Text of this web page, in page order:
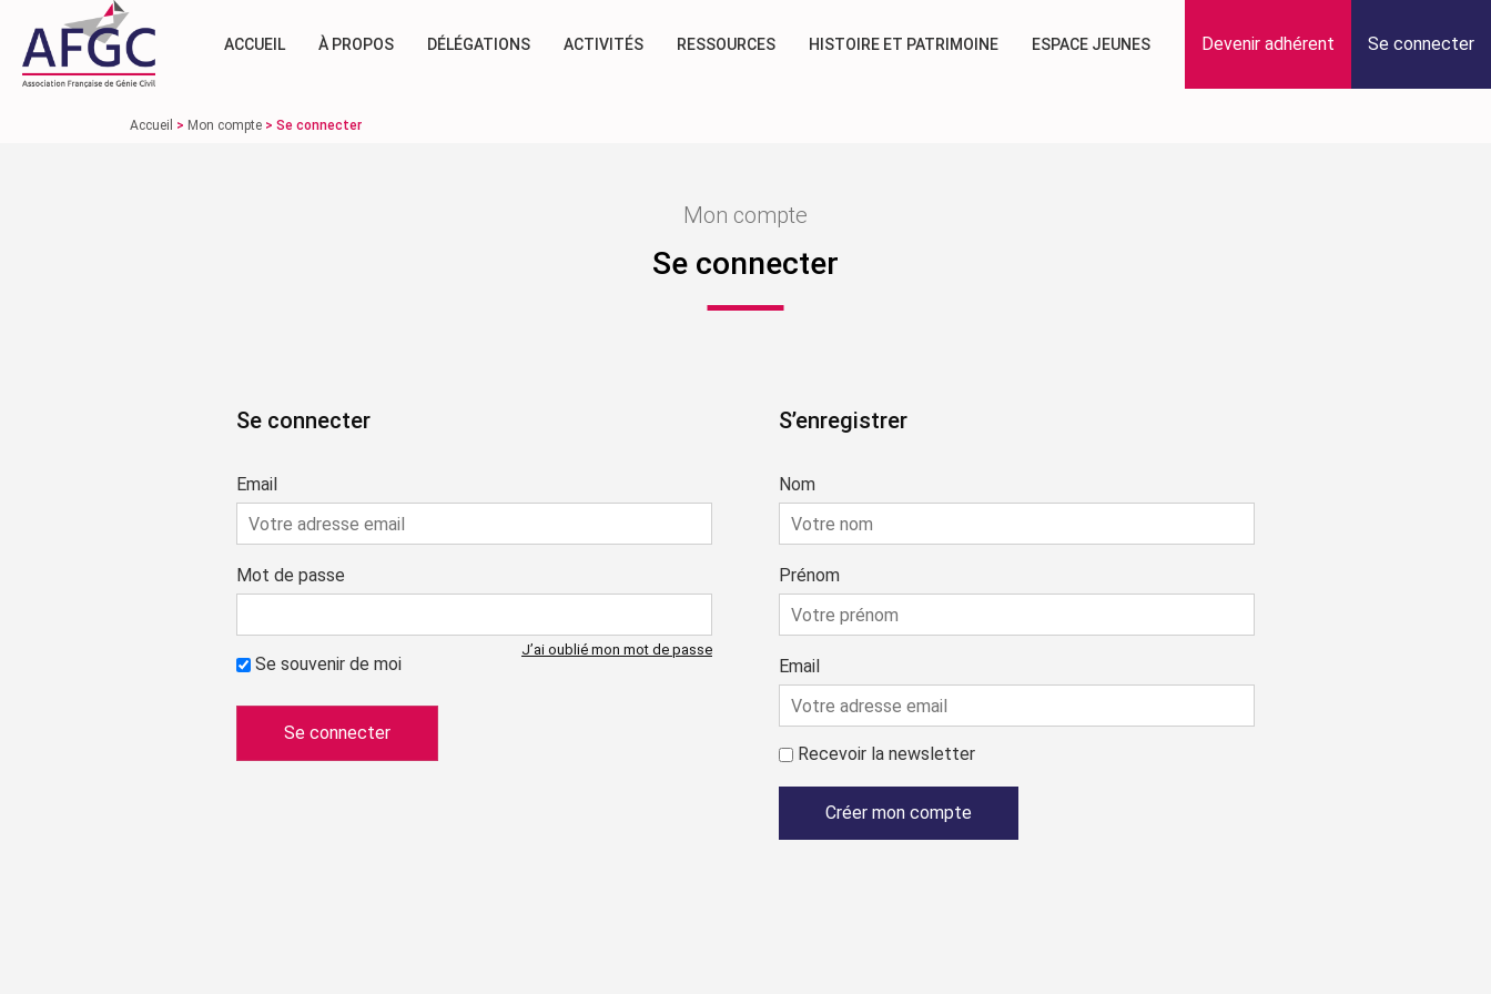
ACCUEIL À PROPOS DÉLÉGATIONS ACTIVITÉS RESSOURCES HISTOIRE ET PATRIMOINE ESPACE JEUNES Devenir adhérent Se connecter
Accueil > Mon compte > Se connecter
Mon compte
Se connecter
Se connecter
Email
Mot de passe
Se souvenir de moi
J’ai oublié mon mot de passe
S’enregistrer
Nom
Prénom
Email
Recevoir la newsletter